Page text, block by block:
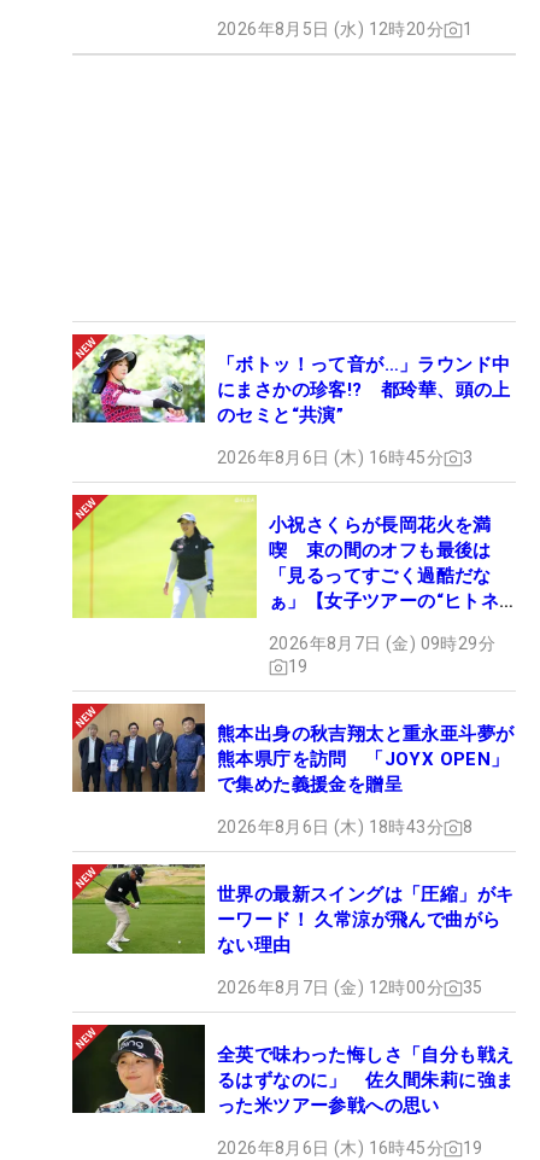
2026年8月5日 (水) 12時20分 1
「ボトッ！って音が…」ラウンド中
にまさかの珍客!? 都玲華、頭の上
のセミと“共演”
2026年8月6日 (木) 16時45分 3
小祝さくらが長岡花火を満
喫 束の間のオフも最後は
「見るってすごく過酷だな
ぁ」【女子ツアーの“ヒトネ
2026年8月7日 (金) 09時29分
19
熊本出身の秋吉翔太と重永亜斗夢が
熊本県庁を訪問 「JOYX OPEN」
で集めた義援金を贈呈
2026年8月6日 (木) 18時43分 8
世界の最新スイングは「圧縮」がキ
ーワード！ 久常涼が飛んで曲がら
ない理由
2026年8月7日 (金) 12時00分 35
全英で味わった悔しさ「自分も戦え
るはずなのに」 佐久間朱莉に強ま
った米ツアー参戦への思い
2026年8月6日 (木) 16時45分 19